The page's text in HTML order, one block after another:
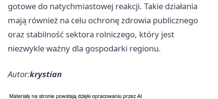
gotowe do natychmiastowej reakcji. Takie działania
mają również na celu ochronę zdrowia publicznego
oraz stabilność sektora rolniczego, który jest
niezwykle ważny dla gospodarki regionu.
Autor:krystian